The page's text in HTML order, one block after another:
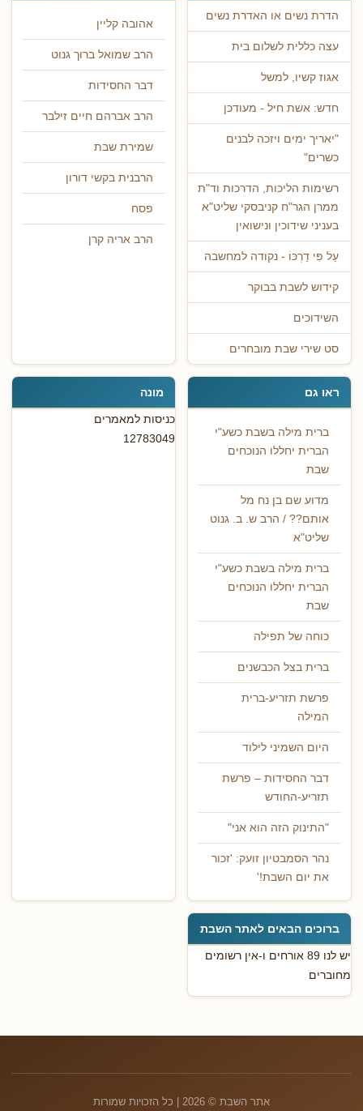
הדרת נשים או האדרת נשים
עצה כללית לשלום בית
אגוז קשיו, למשל
חדש: אשת חיל - מעודכן
"יאריך ימים ויזכה לבנים
כשרים"
רשימות הליכות, הדרכות וד"ת
ממרן הגר"ח קניבסקי שליט"א
בעניני שידוכין ונישואין
עַל פִּי דַרְכּוֹ - נקודה למחשבה
קידוש לשבת בבוקר
השידוכים
סט שירי שבת מובחרים
אהובה קליין
הרב שמואל ברוך גנוט
דבר החסידות
הרב אברהם חיים זילבר
שמירת שבת
הרבנית בקשי דורון
פסח
הרב אריה קרן
ראו גם
ברית מילה בשבת כשע"י
הברית יחללו הנוכחים
שבת
מדוע שם בן נח מל
אותם?? / הרב ש. ב. גנוט
שליט"א
ברית מילה בשבת כשע"י
הברית יחללו הנוכחים
שבת
כוחה של תפילה
ברית בצל הכבשנים
פרשת תזריע-ברית
המילה
היום השמיני לילוד
דבר החסידות – פרשת
תזריע-החודש
"התינוק הזה הוא אני"
נהר הסמבטיון זועק: 'זכור
את יום השבת!'
מונה
כניסות למאמרים
12783049
ברוכים הבאים לאתר השבת
יש לנו 89 אורחים ו-אין רשומים
מחוברים
אתר השבת © 2026 | כל הזכויות שמורות